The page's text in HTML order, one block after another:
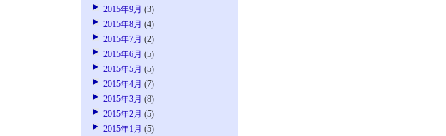
2015年9月 (3)
2015年8月 (4)
2015年7月 (2)
2015年6月 (5)
2015年5月 (5)
2015年4月 (7)
2015年3月 (8)
2015年2月 (5)
2015年1月 (5)